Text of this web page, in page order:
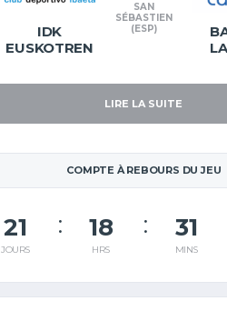
IDK
EUSKOTREN
SAN
SÉBASTIEN
(ESP)
LIRE LA SUITE
COMPTE À REBOURS DU JEU
21
JOURS
18
HRS
31
MINS